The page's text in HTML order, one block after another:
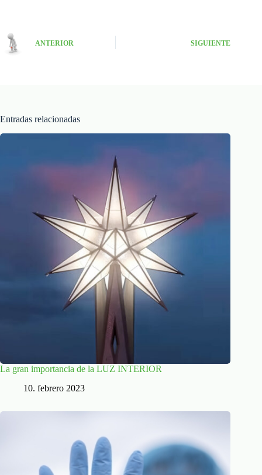
ANTERIOR SIGUIENTE
Entradas relacionadas
La gran importancia de la LUZ INTERIOR
10. febrero 2023